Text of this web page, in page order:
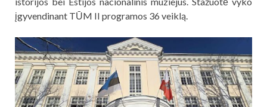
įgyvendinant TŪM II programos 36 veiklą.